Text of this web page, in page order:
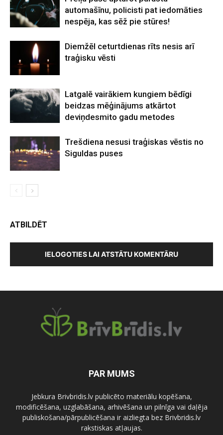
automašīnu, policisti pat iedomāties
nespēja, kas sēž pie stūres!
Diemžēl ceturtdienas rīts nesis arī
traģisku vēsti
Latgalē vairākiem kungiem bēdīgi
beidzas mēģinājums atkārtot
deviņdesmito gadu metodes
Trešdiena nesusi traģiskas vēstis no
Siguldas puses
ATBILDĒT
IELOGOTIES LAI ATSTĀTU KOMENTĀRU
PAR MUMS
Jebkura Brivbridis.lv publicēto materiālu kopēšana,
modificēšana, uzglabāšana, arhivēšana un pilnīga vai daļēja
publiskošana/pārpublicēšana ir aizliegta bez Brivbridis.lv
rakstiskas atļaujas.